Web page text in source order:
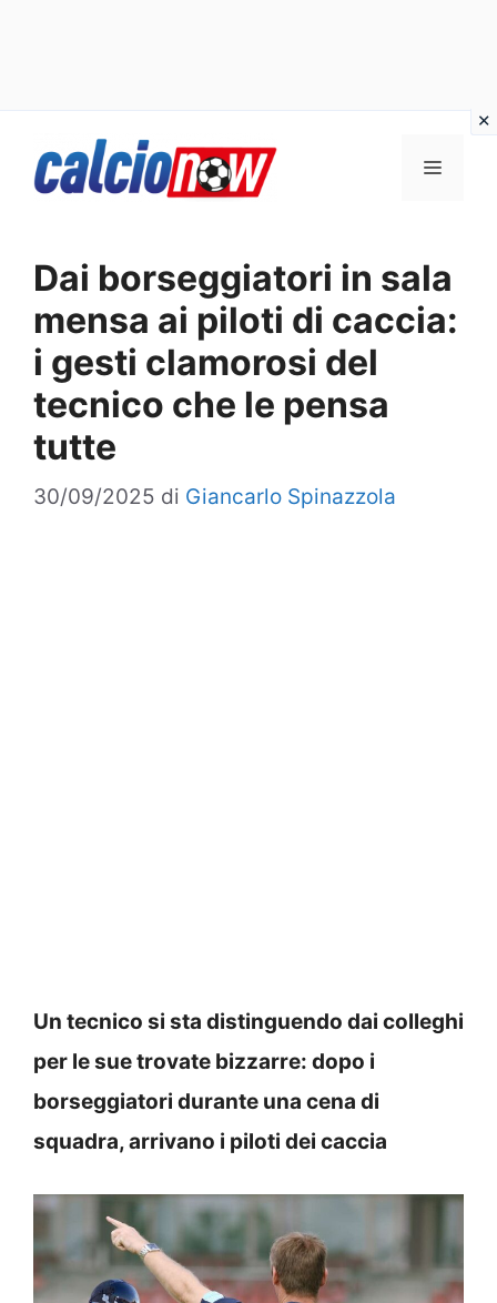
Menu
Dai borseggiatori in sala
mensa ai piloti di caccia:
i gesti clamorosi del
tecnico che le pensa
tutte
30/09/2025 di Giancarlo Spinazzola
Un tecnico si sta distinguendo dai colleghi
per le sue trovate bizzarre: dopo i
borseggiatori durante una cena di
squadra, arrivano i piloti dei caccia